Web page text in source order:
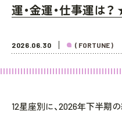
運・金運・仕事運は
2026.06.30 ( FORTUNE )
12星座別に、2026年下半期